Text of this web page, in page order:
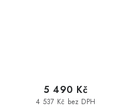
4 537 Kč bez DPH
5 490 Kč